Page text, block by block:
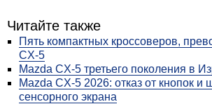
Читайте также
Пять компактных кроссоверов,
CX-5
Mazda CX-5 третьего поколения в
Mazda CX-5 2026: отказ от кнопок и
сенсорного экрана